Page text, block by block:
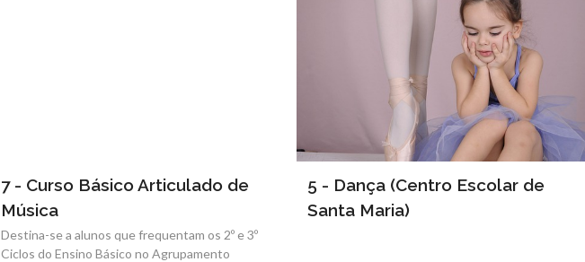
7 - Curso Básico Articulado de
Música
Destina-se a alunos que frequentam os 2º e 3º
Ciclos do Ensino Básico no Agrupamento
5 - Dança (Centro Escolar de
Santa Maria)